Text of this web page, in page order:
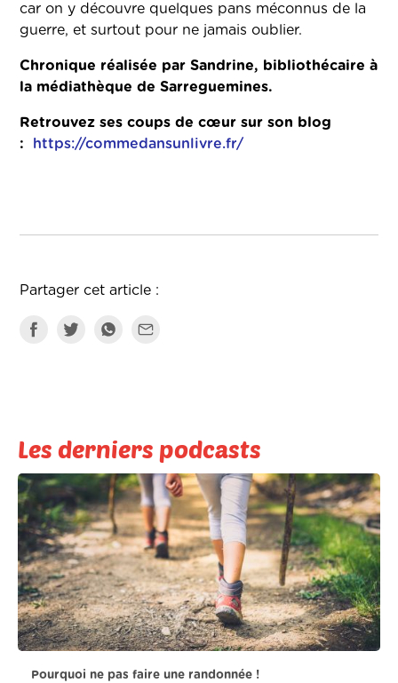
car on y découvre quelques pans méconnus de la
guerre, et surtout pour ne jamais oublier.
Chronique réalisée par Sandrine, bibliothécaire à
la médiathèque de Sarreguemines.
Retrouvez ses coups de cœur sur son blog
:
https://commedansunlivre.fr/
Partager cet article :
Les derniers podcasts
Pourquoi ne pas faire une randonnée !